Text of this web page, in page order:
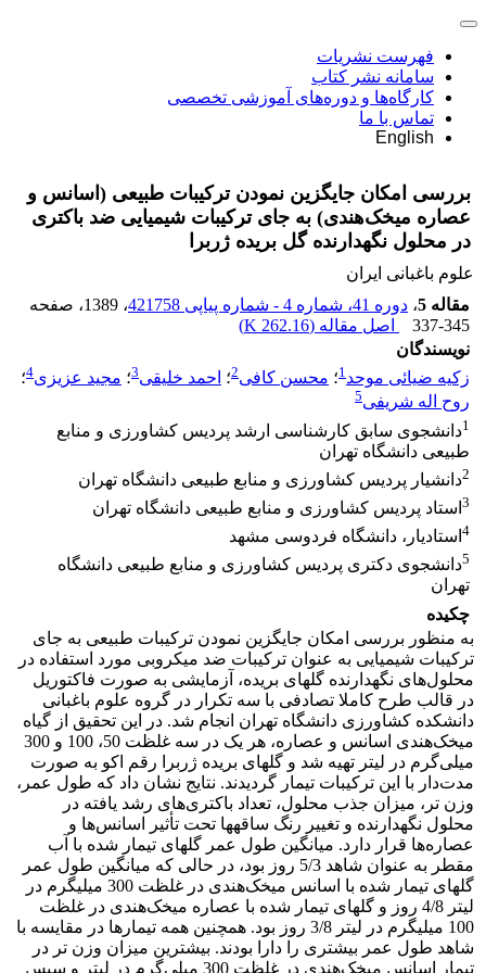
فهرست نشریات
سامانه نشر کتاب
کارگاه‌ها و دوره‌های آموزشی تخصصی
تماس با ما
English
بررسی امکان جایگزین نمودن ترکیبات طبیعی (اسانس و
عصاره میخک‌هندی) به جای ترکیبات شیمیایی ضد باکتری
در محلول نگهدارنده گل بریده ژربرا
علوم باغبانی ایران
مقاله 5
، دوره 41، شماره 4 - شماره پیاپی 421758 ، 1389
، صفحه
337-345
اصل مقاله (262.16 K
)
نویسندگان
زکیه ضیائی موحد1؛ محسن کافی2؛ احمد خلیقی3؛ مجید عزیزی4؛
روح اله شریفی5
1دانشجوی سابق کارشناسی ارشد پردیس کشاورزی و منابع
طبیعی دانشگاه تهران
2دانشیار پردیس کشاورزی و منابع طبیعی دانشگاه تهران
3 استاد پردیس کشاورزی و منابع طبیعی دانشگاه تهران
4 استادیار، دانشگاه فردوسی مشهد
5دانشجوی دکتری پردیس کشاورزی و منابع طبیعی دانشگاه
تهران
چکیده
به منظور بررسی امکان جایگزین نمودن ترکیبات طبیعی به جای
ترکیبات شیمیایی به عنوان ترکیبات ضد میکروبی مورد استفاده در
محلول‌های نگهدارنده گل‎های بریده، آزمایشی به صورت فاکتوریل
در قالب طرح کاملا تصادفی با سه تکرار در گروه علوم باغبانی
دانشکده کشاورزی دانشگاه تهران انجام شد. در این تحقیق از گیاه
میخک‌هندی اسانس و عصاره، هر یک در سه غلظت 50، 100 و 300
میلی‌گرم در لیتر تهیه شد و گل‎های بریده ژربرا رقم اکو به صورت
مدت‌دار با این ترکیبات تیمار گردیدند. نتایج نشان داد که طول عمر،
وزن تر، میزان جذب محلول، تعداد باکتری‌های رشد‌ یافته در
محلول نگهدارنده و تغییر رنگ ساقه‎ها تحت تأثیر اسانس‌ها و
عصاره‌ها قرار دارد. میانگین طول عمر گل‎های تیمار شده با آب
مقطر به عنوان شاهد 5/3 روز بود، در حالی که میانگین طول عمر
گل‎های تیمار شده با اسانس میخک‌هندی در غلظت 300 میلی‎گرم در
لیتر 4/8 روز و گل‎های تیمار شده با عصاره میخک‌هندی در غلظت
100 میلی‎گرم در لیتر 3/8 روز بود. همچنین همه تیمارها در مقایسه با
شاهد طول عمر بیشتری را دارا بودند. بیشترین میزان وزن تر در
تیمار اسانس میخک‌هندی در غلظت 300 میلی‌گرم در لیتر و سپس